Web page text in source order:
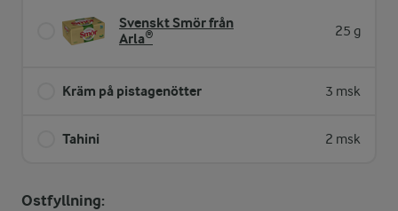
Svenskt Smör från
Arla®
25 g
Kräm på pistagenötter 3 msk
Tahini 2 msk
Ostfyllning: